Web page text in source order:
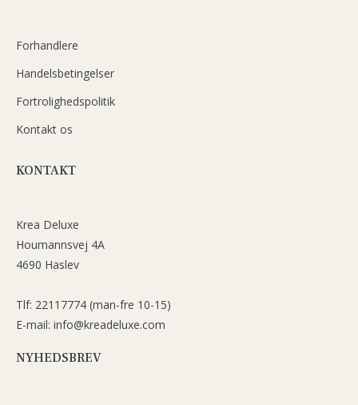
Forhandlere
Handelsbetingelser
Fortrolighedspolitik
Kontakt os
KONTAKT
Krea Deluxe
Houmannsvej 4A
4690 Haslev
Tlf: 22117774 (man-fre 10-15)
E-mail: info@kreadeluxe.com
NYHEDSBREV